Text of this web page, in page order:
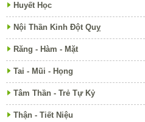
Huyết Học
Nội Thần Kinh Đột Quỵ
Răng - Hàm - Mặt
Tai - Mũi - Họng
Tâm Thần - Trẻ Tự Kỷ
Thận - Tiết Niệu